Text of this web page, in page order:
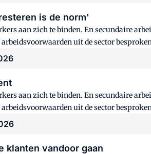
is de norm'
aan zich te binden. En secundaire
uit de sector
aan zich te binden. En secundaire
uit de sector
klanten vandoor gaan